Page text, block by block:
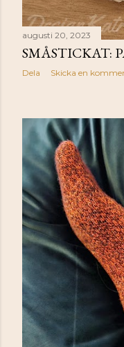
augusti 20, 2023
SMÅSTICKAT:
Dela Skicka en